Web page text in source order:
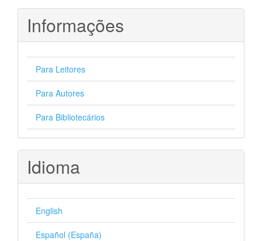
Informações
Para Leitores
Para Autores
Para Bibliotecários
Idioma
English
Español (España)